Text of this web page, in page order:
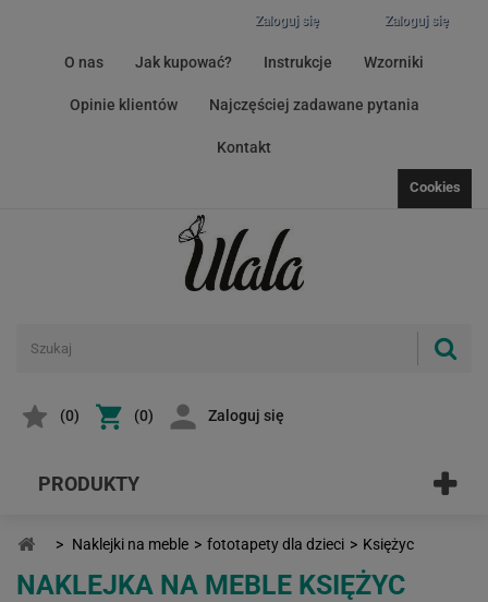
Zaloguj się
Zaloguj się
O nas Jak kupować? Instrukcje Wzorniki
Opinie klientów Najczęściej zadawane pytania
Kontakt
Cookies
(0) (0) Zaloguj się
PRODUKTY
> Naklejki na meble > fototapety dla dzieci > Księżyc
NAKLEJKA NA MEBLE KSIĘŻYC